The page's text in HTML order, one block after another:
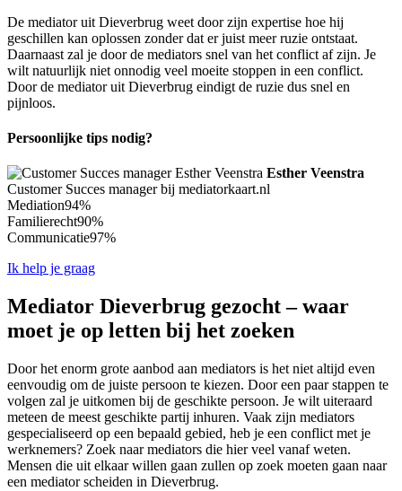
De mediator uit Dieverbrug weet door zijn expertise hoe hij
geschillen kan oplossen zonder dat er juist meer ruzie ontstaat.
Daarnaast zal je door de mediators snel van het conflict af zijn. Je
wilt natuurlijk niet onnodig veel moeite stoppen in een conflict.
Door de mediator uit Dieverbrug eindigt de ruzie dus snel en
pijnloos.
Persoonlijke tips nodig?
Esther Veenstra
Customer Succes manager bij mediatorkaart.nl
Mediation94%
Familierecht90%
Communicatie97%
Ik help je graag
Mediator Dieverbrug gezocht – waar
moet je op letten bij het zoeken
Door het enorm grote aanbod aan mediators is het niet altijd even
eenvoudig om de juiste persoon te kiezen. Door een paar stappen te
volgen zal je uitkomen bij de geschikte persoon. Je wilt uiteraard
meteen de meest geschikte partij inhuren. Vaak zijn mediators
gespecialiseerd op een bepaald gebied, heb je een conflict met je
werknemers? Zoek naar mediators die hier veel vanaf weten.
Mensen die uit elkaar willen gaan zullen op zoek moeten gaan naar
een mediator scheiden in Dieverbrug.